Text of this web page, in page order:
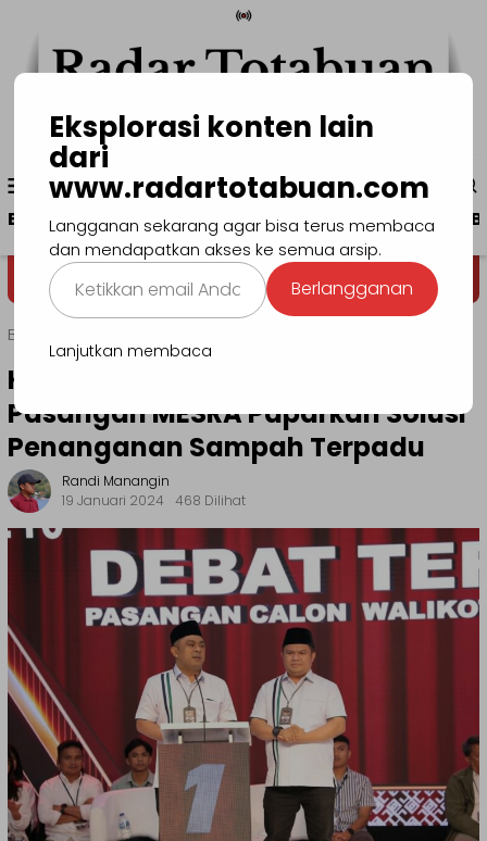
konten
Menu
Mobile
www.radartotabuan.com
Beranda Kotamobagu Bolmong Boltim
Dega' Niondon Selamat
Beranda
Kuasai Panggung Debat Pertama,
Pasangan MESRA Paparkan Solusi
Penanganan Sampah Terpadu
Randi Manangin
19 Januari 2024
468 Dilihat
Eksplorasi konten lain
dari
www.radartotabuan.com
Langganan sekarang agar bisa terus membaca
dan mendapatkan akses ke semua arsip.
Ketikkan
email
Anda...
Berlangganan
Lanjutkan membaca